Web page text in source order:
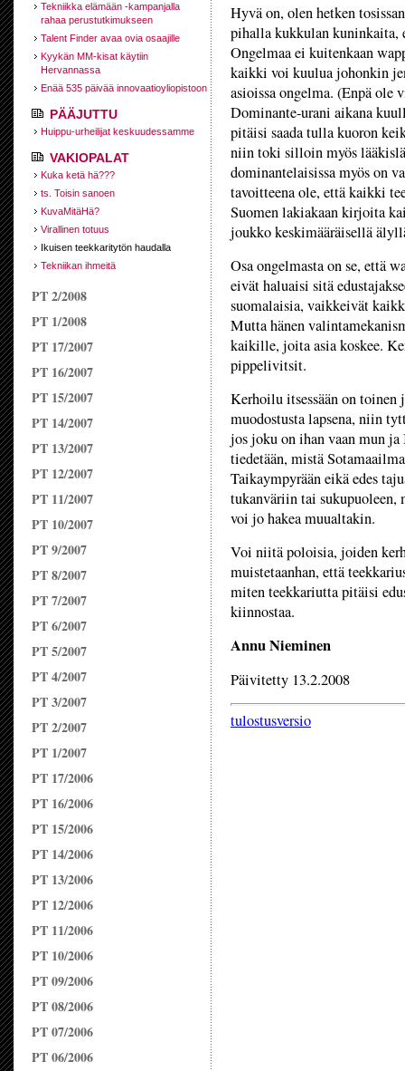
Tekniikka elämään -kampanjalla
rahaa perustutkimukseen
Talent Finder avaa ovia osaajille
Kyykän MM-kisat käytiin
Hervannassa
Enää 535 päivää innovaatioyliopistoon
PÄÄJUTTU
Huippu-urheilijat keskuudessamme
VAKIOPALAT
Kuka ketä hä???
ts. Toisin sanoen
KuvaMitäHä?
Virallinen totuus
Ikuisen teekkaritytön haudalla
Tekniikan ihmeitä
PT 2/2008
PT 1/2008
PT 17/2007
PT 16/2007
PT 15/2007
PT 14/2007
PT 13/2007
PT 12/2007
PT 11/2007
PT 10/2007
PT 9/2007
PT 8/2007
PT 7/2007
PT 6/2007
PT 5/2007
PT 4/2007
PT 3/2007
PT 2/2007
PT 1/2007
PT 17/2006
PT 16/2006
PT 15/2006
PT 14/2006
PT 13/2006
PT 12/2006
PT 11/2006
PT 10/2006
PT 09/2006
PT 08/2006
PT 07/2006
PT 06/2006
Hyvä on, olen hetken
pihalla kukkulan
Ongelmaa ei kuitenkaan
kaikki voi kuulua johonkin
asioissa ongelma. (Enpä ole
Dominante-urani aikana
pitäisi saada tulla kuoron
niin toki silloin myös
dominantelaisissa myös on
tavoitteena ole, että kaikki
Suomen lakiakaan kirjoita
joukko keskimääräisellä
Osa ongelmasta on se, että
eivät haluaisi sitä
suomalaisia, vaikkeivät
Mutta hänen
kaikille, joita asia koskee.
pippelivitsit.
Kerhoilu itsessään on toinen
muodostusta lapsena, niin
jos joku on ihan vaan mun
tiedetään, mistä
Taikaympyrään eikä edes
tukanväriin tai sukupuoleen,
voi jo hakea muualtakin.
Voi niitä poloisia, joiden
muistetaanhan, että
miten teekkariutta pitäisi
kiinnostaa.
Annu Nieminen
Päivitetty 13.2.2008
tulostusversio